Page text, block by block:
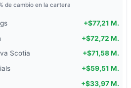
de cambio en la cartera
+$77,21 M.
+$72,72 M.
Scotia
+$71,58 M.
+$59,51 M.
+$33,97 M.